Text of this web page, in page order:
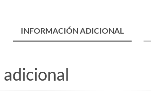
INFORMACIÓN ADICIONAL